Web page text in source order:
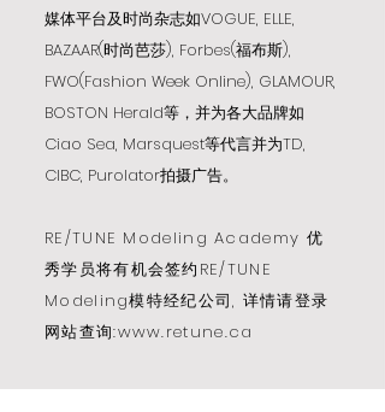
媒体平台及时尚杂志如VOGUE, ELLE,
BAZAAR(时尚芭莎), Forbes(福布斯),
FWO(Fashion Week Online), GLAMOUR,
BOSTON Herald等，并为各大品牌如
Ciao Sea, Marsquest等代言并为TD,
CIBC, Purolator拍摄广告。
RE/TUNE Modeling Academy 优
秀学员将有机会签约RE/TUNE
Modeling模特经纪公司, 详情请登录
网站查询:www.retune.ca